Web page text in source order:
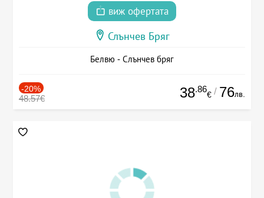
виж офертата
Слънчев Бряг
Белвю - Слънчев бряг
-20%
48.57€ 38.86
€ / 76лв.